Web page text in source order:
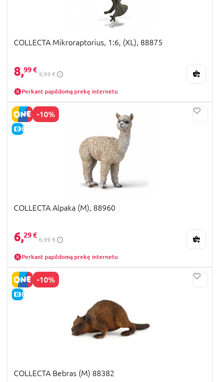
COLLECTA Mikroraptorius, 1:6, (XL), 88875
8,99 €
9,99 €
Perkant papildomą prekę internetu
-10%
E-KAINA
COLLECTA Alpaka (M), 88960
6,29 €
6,99 €
Perkant papildomą prekę internetu
-10%
E-KAINA
COLLECTA Bebras (M) 88382